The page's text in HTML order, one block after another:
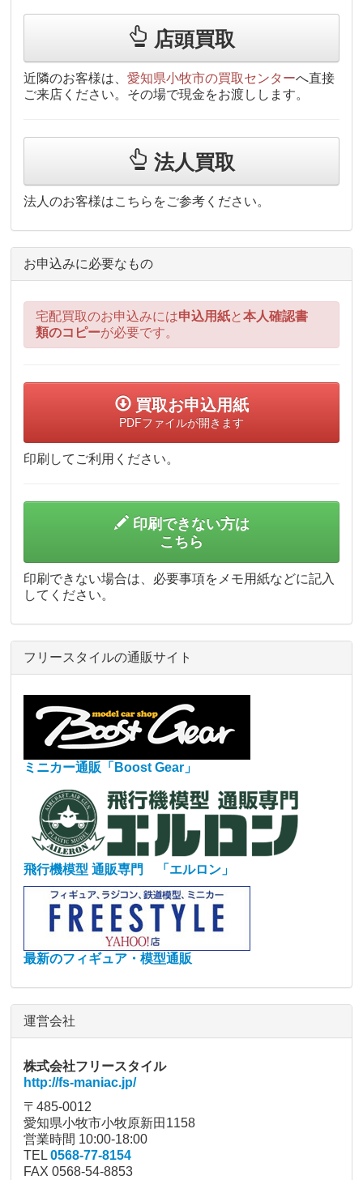
店頭買取
近隣のお客様は、愛知県小牧市の買取センターへ直接
ご来店ください。その場で現金をお渡しします。
法人買取
法人のお客様はこちらをご参考ください。
お申込みに必要なもの
宅配買取のお申込みには申込用紙と本人確認書
類のコピーが必要です。
買取お申込用紙
PDFファイルが開きます
印刷してご利用ください。
印刷できない方は
こちら
印刷できない場合は、必要事項をメモ用紙などに記入
してください。
フリースタイルの通販サイト
ミニカー通販「Boost Gear」
飛行機模型 通販専門 「エルロン」
最新のフィギュア・模型通販
運営会社
株式会社フリースタイル
http://fs-maniac.jp/
〒485-0012
愛知県小牧市小牧原新田1158
営業時間 10:00-18:00
TEL0568-77-8154
FAX 0568-54-8853